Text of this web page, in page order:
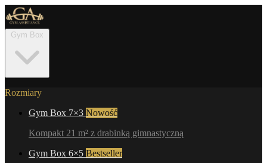
Rozmiary
Gym Box 7×3 Nowość
Kompakt 21 m² z drabinką gimnastyczną
Gym Box 6×5 Bestseller